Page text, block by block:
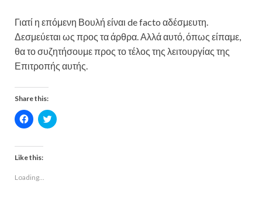
Γιατί η επόμενη Βουλή είναι de facto αδέσμευτη.
Δεσμεύεται ως προς τα άρθρα. Αλλά αυτό, όπως είπαμε,
θα το συζητήσουμε προς το τέλος της λειτουργίας της
Επιτροπής αυτής.
Share this:
C
l
k
t
o
h
C
l
Like this:
Loading...